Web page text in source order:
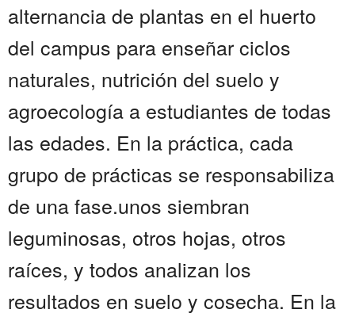
alternancia de plantas en el huerto
del campus para enseñar ciclos
naturales, nutrición del suelo y
agroecología a estudiantes de todas
las edades. En la práctica, cada
grupo de prácticas se responsabiliza
de una fase.unos siembran
leguminosas, otros hojas, otros
raíces, y todos analizan los
resultados en suelo y cosecha. En la